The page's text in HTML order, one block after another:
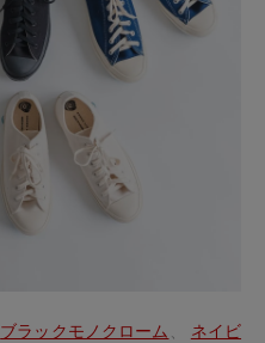
ブラックモノクローム
ネイビ